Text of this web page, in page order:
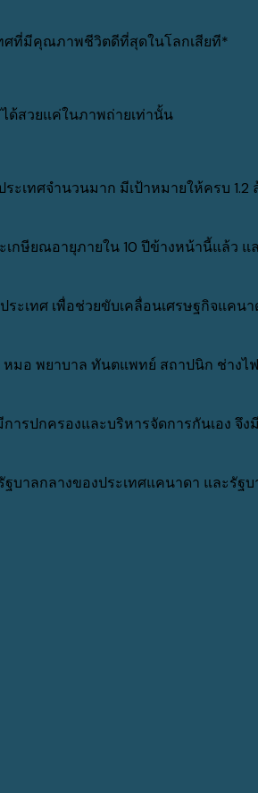
ศที่มีคุณภาพชีวิตดีที่สุดในโลกเสียที*
ด้สวยแค่ในภาพถ่ายเท่านั้น
ะเทศจำนวนมาก มีเป้าหมายให้ครบ
เกษียณอายุภายใน 10 ปีข้างหน้านี้แล้ว แ
ะเทศ เพื่อช่วยขับเคลื่อนเศรษฐกิจแคน
มอ พยาบาล ทันตแพทย์ สถาปนิก ช่างไ
รปกครองและบริหารจัดการกันเอง จึง
บาลกลางของประเทศแคนาดา และรัฐ